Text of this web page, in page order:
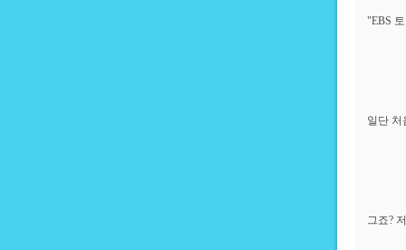
"EBS
일단 처
그죠?